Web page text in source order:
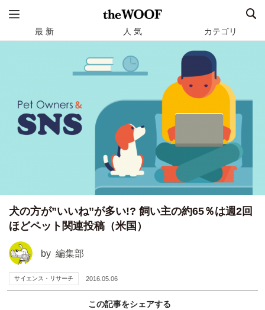
最 新 人 気 カテゴリ
犬の方が”いいね”が多い!? 飼い主の約65％は週2回
ほどペット関連投稿（米国）
by 編集部
サイエンス・リサーチ 2016.05.06
この記事をシェアする